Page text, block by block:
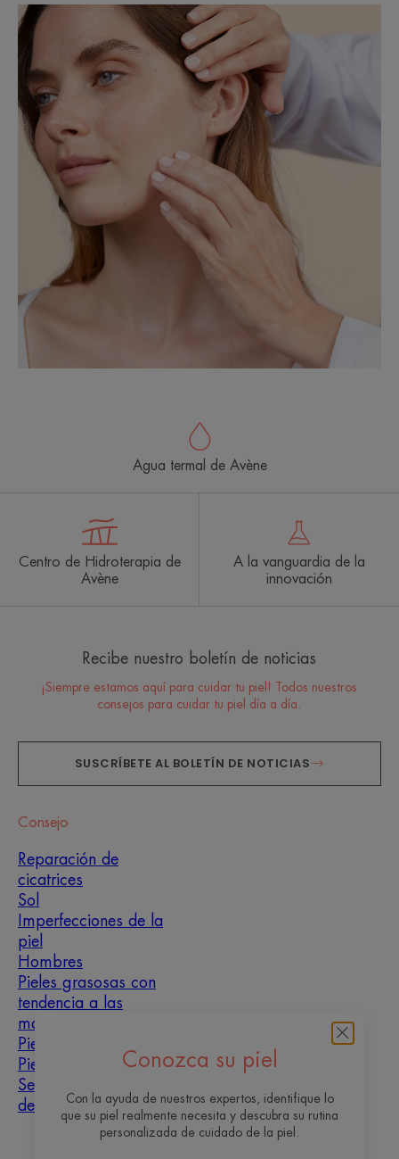
Conozca su piel
Con la ayuda de nuestros expertos, identifique lo
que su piel realmente necesita y descubra su rutina
personalizada de cuidado de la piel.
Agua termal de Avène
Centro de Hidroterapia de
Avène
A la vanguardia de la
innovación
Recibe nuestro boletín de noticias
¡Siempre estamos aquí para cuidar tu piel! Todos nuestros
consejos para cuidar tu piel día a día.
SUSCRÍBETE AL BOLETÍN DE NOTICIAS
Consejo
Reparación de
cicatrices
Sol
Imperfecciones de la
piel
Hombres
Pieles grasosas con
tendencia a las
manchas
Pieles mixtas
Pieles secas
Sequedad y
deshidratación